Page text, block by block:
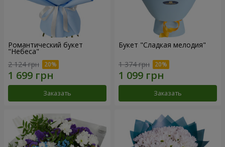
Романтический букет
"Небеса"
2 124 грн
Заказать
Букет "Сладкая мелодия"
1 374 грн
Заказать